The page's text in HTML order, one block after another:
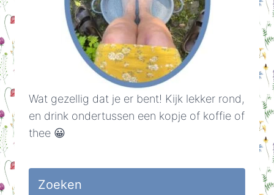
Wat gezellig dat je er bent! Kijk lekker rond,
en drink ondertussen een kopje of koffie of
thee 😀
Zoeken